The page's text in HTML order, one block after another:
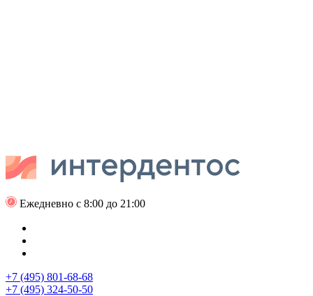
Ежедневно с 8:00 до 21:00
+7 (495) 801-68-68
+7 (495) 324-50-50